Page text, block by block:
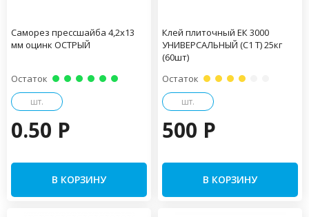
Саморез прессшайба 4,2х13
мм оцинк ОСТРЫЙ
Остаток
шт.
0.50 P
В КОРЗИНУ
Клей плиточный ЕК 3000
УНИВЕРСАЛЬНЫЙ (С1 Т) 25кг
(60шт)
Остаток
шт.
500 P
В КОРЗИНУ